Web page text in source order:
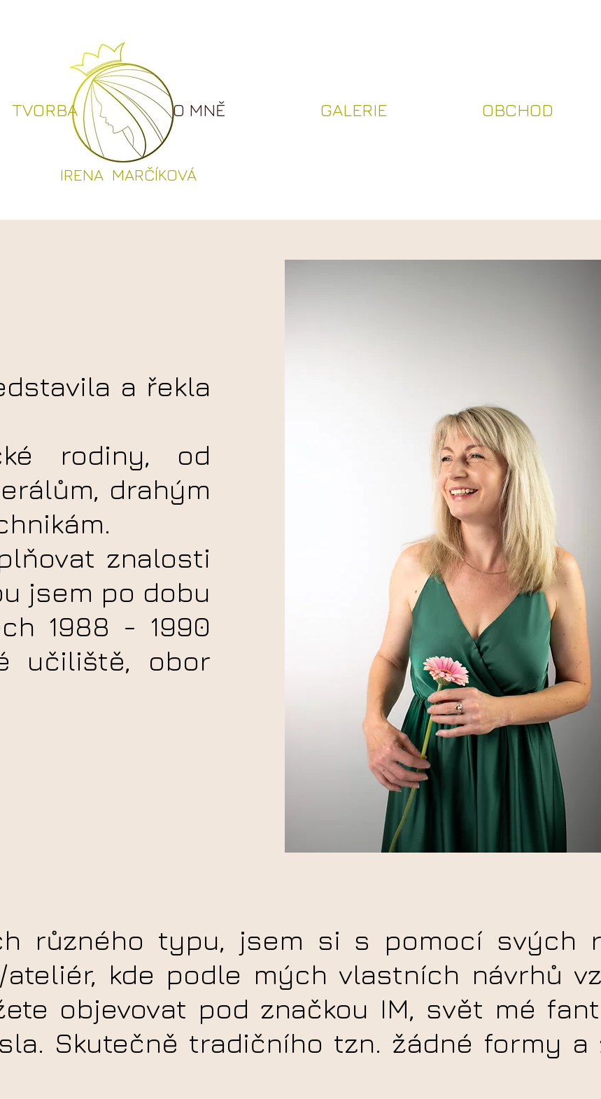
TVORBA O MNĚ GALERIE OBCHOD
IRENA MARČÍKOVÁ
a řekla
rodiny, od
drahým
znalosti
jsem po dobu
1988 - 1990
učiliště, obor
různého typu, jsem si s pomocí svých
kde podle mých vlastních návrhů
objevovat pod značkou IM, svět mé
Skutečně tradičního tzn. žádné formy a